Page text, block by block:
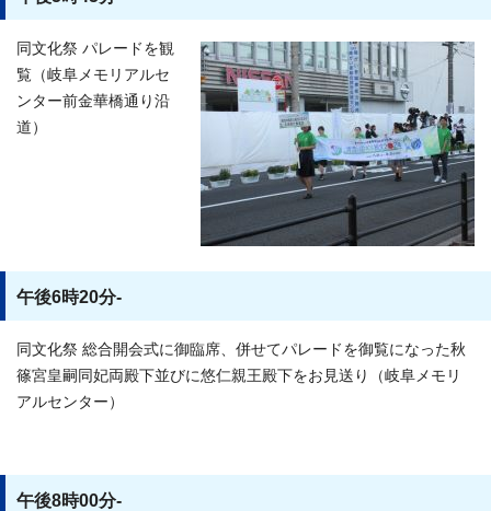
同文化祭 パレードを観
覧（岐阜メモリアルセ
ンター前金華橋通り沿
道）
午後6時20分-
同文化祭 総合開会式に御臨席、併せてパレードを御覧になった秋
篠宮皇嗣同妃両殿下並びに悠仁親王殿下をお見送り（岐阜メモリ
アルセンター）
午後8時00分-